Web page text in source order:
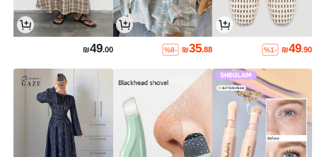
₪49.90
%1-
₪35.88
%8-
₪49.00